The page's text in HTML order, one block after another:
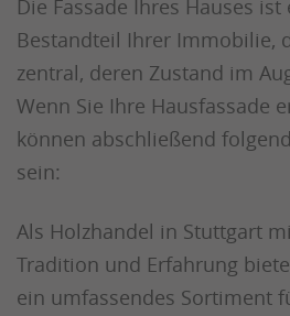
Die Fassade Ihres Hauses
Bestandteil Ihrer Immobilie,
zentral, deren Zustand im
Wenn Sie Ihre Hausfassade
können abschließend
sein:
Als Holzhandel in Stuttgart
Tradition und Erfahrung
ein umfassendes Sortiment